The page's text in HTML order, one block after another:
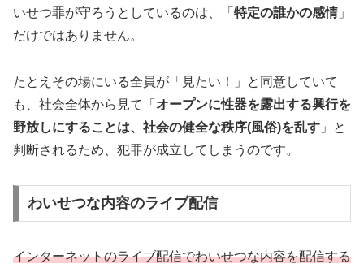
いせつ罪が守ろうとしているのは、「 特定の誰かの感情」
だけではありません。
たとえその場にいる全員が「見たい！」と同意していて
も、社会全体から見て「 オープンに性器を露出する興行を
野放しにすることは、社会の健全な秩序(風俗)を乱す 」と
判断されるため、犯罪が成立してしまうのです。
わいせつな内容のライブ配信
インターネットのライブ配信でわいせつな内容を配信する